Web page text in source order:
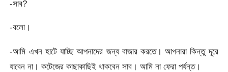
-সাব?
-বলো।
-আমি এখন হাটে যাচ্ছি আপনাদের জন্য বাজার করতে। আপনারা কিন্তু দূরে
যাবেন না। কটেজের কাছাকাছিই থাকবেন সাব। আমি না ফেরা পর্যন্ত।